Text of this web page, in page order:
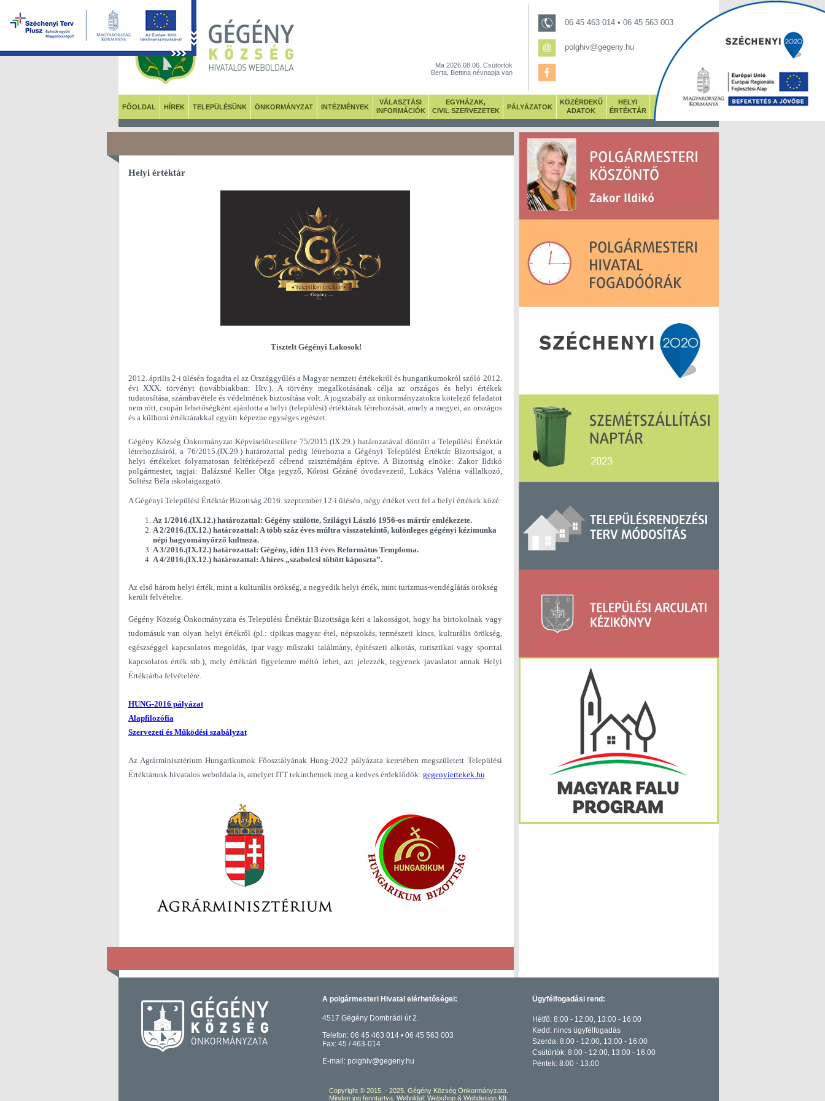
Ma 2026.08.06. Csütörtök
Berta, Bettina névnapja van
06 45 463 014 • 06 45 563 003
polghiv@gegeny.hu
FŐOLDAL HÍREK TELEPÜLÉSÜNK ÖNKORMÁNYZAT INTÉZMÉNYEK
VÁLASZTÁSI
INFORMÁCIÓK
EGYHÁZAK,
CIVIL SZERVEZETEK
PÁLYÁZATOK
KÖZÉRDEKŰ
ADATOK
HELYI
ÉRTÉKTÁR
GALÉRIA
Helyi értéktár
Tisztelt Gégényi Lakosok!
2012. április 2-i ülésén fogadta el az Országgyűlés a Magyar nemzeti értékekről és hungarikumokról szóló 2012.
évi XXX. törvényt (továbbiakban: Htv.). A törvény megalkotásának célja az országos és helyi értékek
tudatosítása, számbavétele és védelmének biztosítása volt. A jogszabály az önkormányzatokra kötelező feladatot
nem rótt, csupán lehetőségként ajánlotta a helyi (települési) értéktárak létrehozását, amely a megyei, az országos
és a külhoni értéktárakkal együtt képezne egységes egészet.
Gégény Község Önkormányzat Képviselőtestülete 75/2015.(IX.29.) határozatával döntött a Települési Értéktár
létrehozásáról, a 76/2015.(IX.29.) határozattal pedig létrehozta a Gégényi Települési Értéktár Bizottságot, a
helyi értékeket folyamatosan feltérképező célrend szisztémájára építve. A Bizottság elnöke: Zakor Ildikó
polgármester, tagjai: Balázsné Keller Olga jegyző, Kőrösi Gézáné óvodavezető, Lukács Valéria vállalkozó,
Soltész Béla iskolaigazgató.
A Gégényi Települési Értéktár Bizottság 2016. szeptember 12-i ülésén, négy értéket vett fel a helyi értékek közé:
Az 1/2016.(IX.12.) határozattal: Gégény szülötte, Szilágyi László 1956-os mártír emlékezete.
A 2/2016.(IX.12.) határozattal: A több száz éves múltra visszatekintő, különleges gégényi kézimunka
népi hagyományőrző kultusza.
A 3/2016.(IX.12.) határozattal: Gégény, idén 113 éves Református Temploma.
A 4/2016.(IX.12.) határozattal: A híres „szabolcsi töltött káposzta”.
Az első három helyi érték, mint a kulturális örökség, a negyedik helyi érték, mint turizmus-vendéglátás örökség
került felvételre.
Gégény Község Önkormányzata és Települési Értéktár Bizottsága kéri a lakosságot, hogy ha birtokolnak vagy
tudomásuk van olyan helyi értékről (pl.: tipikus magyar étel, népszokás, természeti kincs, kulturális örökség,
egészséggel kapcsolatos megoldás, ipar vagy műszaki találmány, építészeti alkotás, turisztikai vagy sporttal
kapcsolatos érték stb.), mely értéktári figyelemre méltó lehet, azt jelezzék, tegyenek javaslatot annak Helyi
Értéktárba felvételére.
HUNG-2016 pályázat
Alapfilozófia
Szervezeti és Működési szabályzat
Az Agrárminisztérium Hungarikumok Főosztályának Hung-2022 pályázata keretében megszületett Települési
Értéktárunk hivatalos weboldala is, amelyet ITT tekinthetnek meg a kedves érdeklődők: gegenyiertekek.hu
A polgármesteri Hivatal elérhetőségei:
4517 Gégény Dombrádi út 2.
Telefon: 06 45 463 014 • 06 45 563 003
Fax: 45 / 463-014
E-mail: polghiv@gegeny.hu
Ügyfélfogadási rend:
Hétfő: 8:00 - 12:00, 13:00 - 16:00
Kedd: nincs ügyfélfogadás
Szerda: 8:00 - 12:00, 13:00 - 16:00
Csütörtök: 8:00 - 12:00, 13:00 - 16:00
Péntek: 8:00 - 13:00
Copyright © 2015. - 2025. Gégény Község Önkormányzata.
Minden jog fenntartva. Weboldal: Webshop & Webdesign Kft.